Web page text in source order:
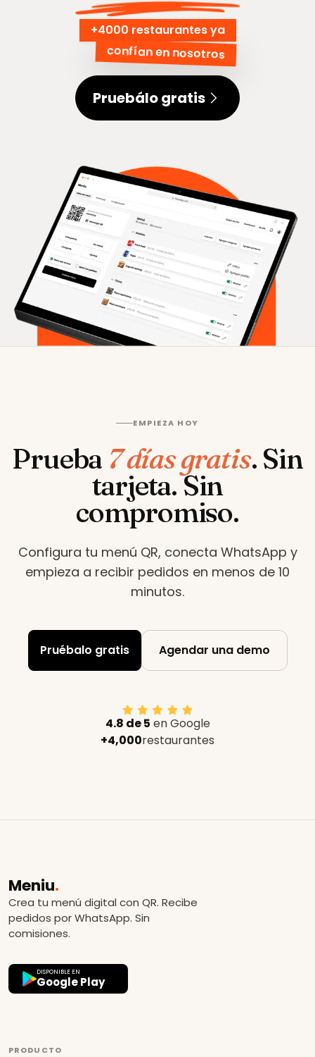
+4000 restaurantes ya
confían en nosotros
Pruebálo gratis
EMPIEZA HOY
Prueba 7 días gratis. Sin
tarjeta. Sin
compromiso.
Configura tu menú QR, conecta WhatsApp y
empieza a recibir pedidos en menos de 10
minutos.
Pruébalo gratis Agendar una demo
4.8 de 5 en Google
+4,000restaurantes
Meniu.
Crea tu menú digital con QR. Recibe
pedidos por WhatsApp. Sin
comisiones.
DISPONIBLE EN
Google Play
PRODUCTO